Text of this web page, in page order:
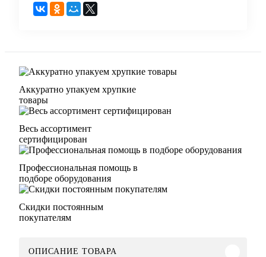
Аккуратно упакуем хрупкие
товары
Весь ассортимент
сертифицирован
Профессиональная помощь в
подборе оборудования
Скидки постоянным
покупателям
ОПИСАНИЕ ТОВАРА